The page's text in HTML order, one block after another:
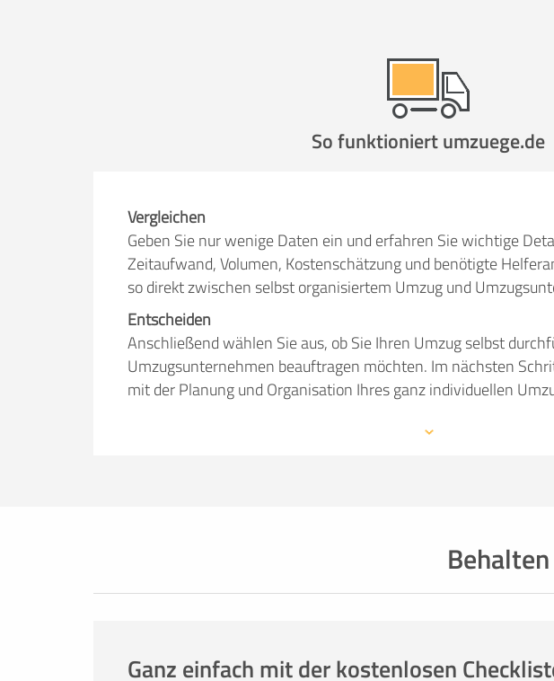
Stunden
Stunden
KOSTENSCHÄTZUNG:
€ -€
ICH WILL SELBST UMZIEHEN
So funktioniert umzuege.de
Vergleichen
Geben Sie nur wenige Daten ein und erfahren Sie wichtige
Zeitaufwand, Volumen, Kostenschätzung und benötigte
so direkt zwischen selbst organisiertem Umzug und
Entscheiden
Anschließend wählen Sie aus, ob Sie Ihren Umzug selbst
Umzugsunternehmen beauftragen möchten. Im nächsten
mit der Planung und Organisation Ihres ganz individuellen
Ganz einfach mit der kostenlosen